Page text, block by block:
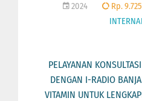
2024 Rp.
PELAYANAN
DENGAN I-RADIO
VITAMIN UNTUK